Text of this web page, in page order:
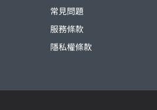
常見問題
服務條款
隱私權條款